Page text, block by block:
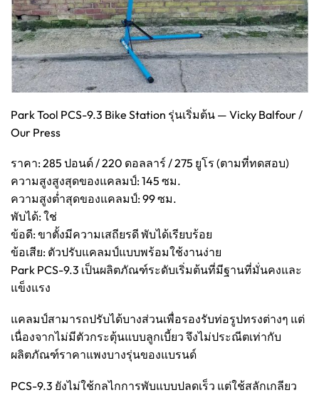
Park Tool PCS-9.3 Bike Station รุ่นเริ่มต้น — Vicky Balfour /
Our Press
ราคา: 285 ปอนด์ / 220 ดอลลาร์ / 275 ยูโร (ตามที่ทดสอบ)
ความสูงสูงสุดของแคลมป์: 145 ซม.
ความสูงต่ำสุดของแคลมป์: 99 ซม.
พับได้: ใช่
ข้อดี: ขาตั้งมีความเสถียรดี พับได้เรียบร้อย
ข้อเสีย: ตัวปรับแคลมป์แบบพร้อมใช้งานง่าย
Park PCS-9.3 เป็นผลิตภัณฑ์ระดับเริ่มต้นที่มีฐานที่มั่นคงและ
แข็งแรง
แคลมป์สามารถปรับได้บางส่วนเพื่อรองรับท่อรูปทรงต่างๆ แต่
เนื่องจากไม่มีตัวกระตุ้นแบบลูกเบี้ยว จึงไม่ประณีตเท่ากับ
ผลิตภัณฑ์ราคาแพงบางรุ่นของแบรนด์
PCS-9.3 ยังไม่ใช้กลไกการพับแบบปลดเร็ว แต่ใช้สลักเกลียว